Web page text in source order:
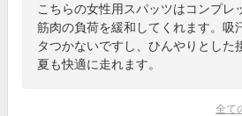
こちらの女性用スパッツはコンプレ
筋肉の負荷を緩和してくれます。吸
タつかないですし、ひんやりとした
夏も快適に走れます。
全て